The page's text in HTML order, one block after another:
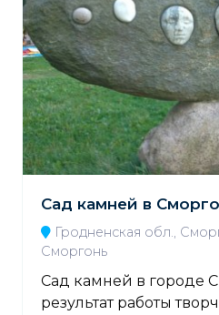
Сад камней в
Гродненская обл.,
Сморгонь
Сад камней в городе
результат работы